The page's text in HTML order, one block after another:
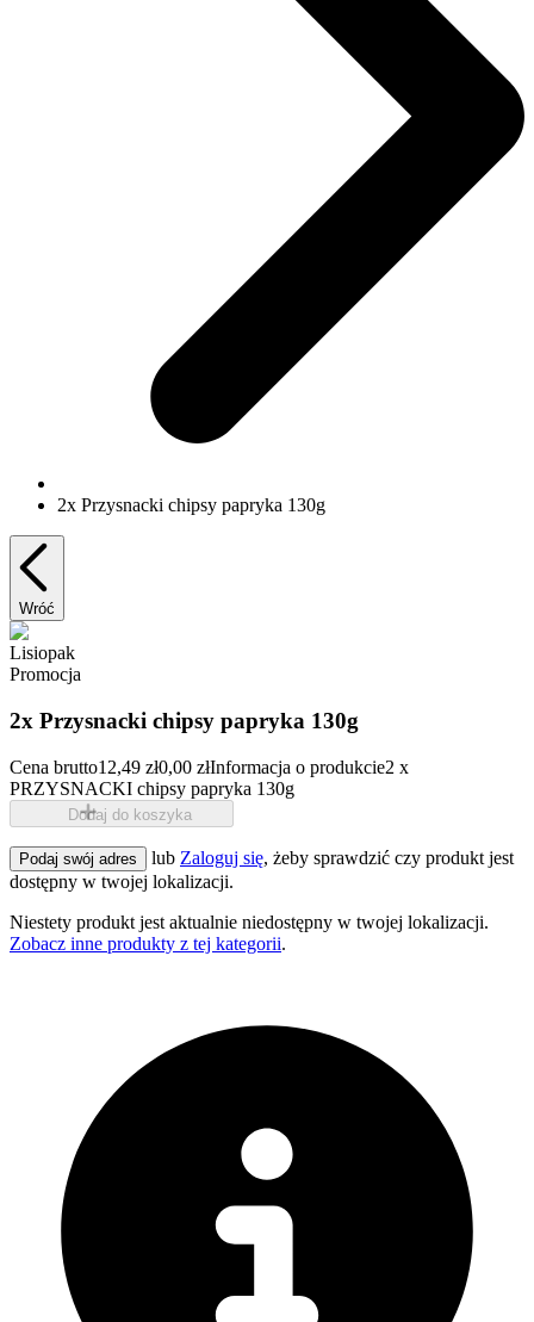
2x Przysnacki chipsy papryka 130g
Wróć
Lisiopak
Promocja
2x Przysnacki chipsy papryka 130g
Cena brutto12,49 zł0,00 złInformacja o produkcie2 x
PRZYSNACKI chipsy papryka 130g
Dodaj do koszyka
Podaj swój adres lub Zaloguj się, żeby sprawdzić czy produkt jest
dostępny w twojej lokalizacji.
Niestety produkt jest aktualnie niedostępny w twojej lokalizacji.
Zobacz inne produkty z tej kategorii.